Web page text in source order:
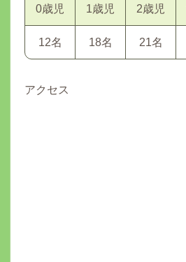
0歳児 1歳児 2歳児
12名 18名 21名
アクセス